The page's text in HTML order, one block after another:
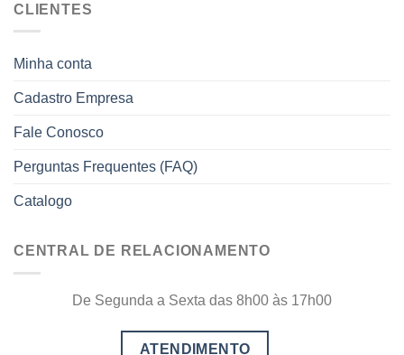
CLIENTES
Minha conta
Cadastro Empresa
Fale Conosco
Perguntas Frequentes (FAQ)
Catalogo
CENTRAL DE RELACIONAMENTO
De Segunda a Sexta das 8h00 às 17h00